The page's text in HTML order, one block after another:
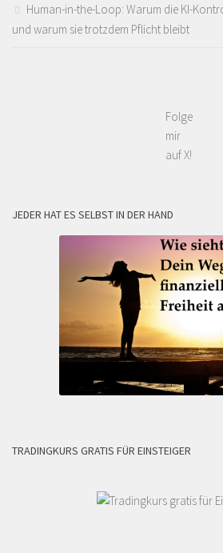
Human-in-the-Loop: Warum die KI-
und warum sie trotzdem Pflicht bleibt
Folge
mir
auf X!
JEDER HAT ES SELBST IN DER HAND
TRADINGKURS GRATIS FÜR EINSTEIGER